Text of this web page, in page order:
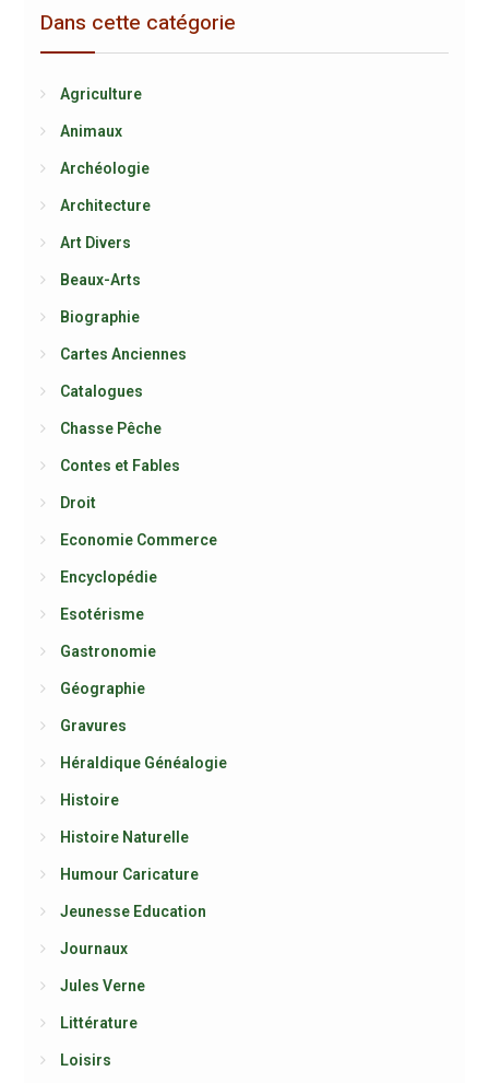
Dans cette catégorie
Agriculture
Animaux
Archéologie
Architecture
Art Divers
Beaux-Arts
Biographie
Cartes Anciennes
Catalogues
Chasse Pêche
Contes et Fables
Droit
Economie Commerce
Encyclopédie
Esotérisme
Gastronomie
Géographie
Gravures
Héraldique Généalogie
Histoire
Histoire Naturelle
Humour Caricature
Jeunesse Education
Journaux
Jules Verne
Littérature
Loisirs